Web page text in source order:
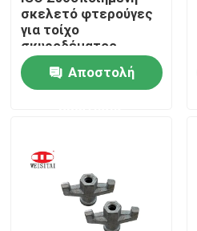
Σπίτι
Προϊόντα
Γύρος εργοστασίων
σκελετό φτερούγες
για τοίχο
σκυροδέματος
Αποστολή